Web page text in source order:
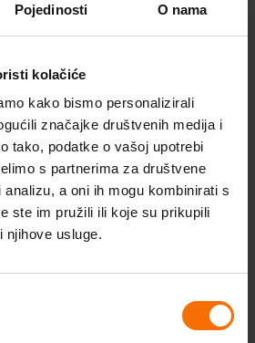
Pojedinosti O nama
kolačiće
kako bismo personalizirali
značajke društvenih medija i
tako, podatke o vašoj upotrebi
s partnerima za društvene
analizu, a oni ih mogu kombinirati s
ste im pružili ili koje su prikupili
njihove usluge.
roditeljstva
optimizam
za optimizam
ovu temu a naši stručnjaci će
kroz video. Vrati se na prethodnu
sadržaj i pronađi odgovore,
i nagradni najtečaj.